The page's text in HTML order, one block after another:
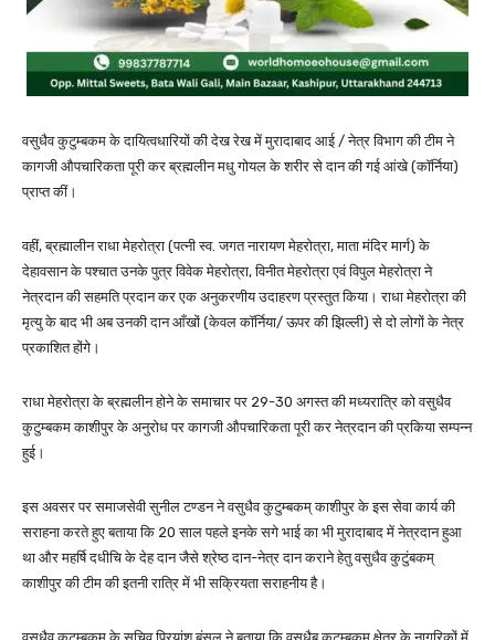
वसुधैव कुटुम्बकम के दायित्वधारियों की देख रेख में मुरादाबाद आई / नेत्र विभाग की टीम ने
कागजी औपचारिकता पूरी कर ब्रह्मलीन मधु गोयल के शरीर से दान की गई आंखे (कॉर्निया)
प्राप्त कीं।
वहीं, ब्रह्मालीन राधा मेहरोत्रा (पत्नी स्व. जगत नारायण मेहरोत्रा, माता मंदिर मार्ग) के
देहावसान के पश्चात उनके पुत्र विवेक मेहरोत्रा, विनीत मेहरोत्रा एवं विपुल मेहरोत्रा ने
नेत्रदान की सहमति प्रदान कर एक अनुकरणीय उदाहरण प्रस्तुत किया। राधा मेहरोत्रा की
मृत्यु के बाद भी अब उनकी दान आँखों (केवल कॉर्निया/ ऊपर की झिल्ली) से दो लोगों के नेत्र
प्रकाशित होंगे।
राधा मेहरोत्रा के ब्रह्मलीन होने के समाचार पर 29-30 अगस्त की मध्यरात्रि को वसुधैव
कुटुम्बकम काशीपुर के अनुरोध पर कागजी औपचारिकता पूरी कर नेत्रदान की प्रकिया सम्पन्न
हुई।
इस अवसर पर समाजसेवी सुनील टण्डन ने वसुधैव कुटुम्बकम् काशीपुर के इस सेवा कार्य की
सराहना करते हुए बताया कि 20 साल पहले इनके सगे भाई का भी मुरादाबाद में नेत्रदान हुआ
था और महर्षि दधीचि के देह दान जैसे श्रेष्ठ दान-नेत्र दान कराने हेतु वसुधैव कुटुंबकम्
काशीपुर की टीम की इतनी रात्रि में भी सक्रियता सराहनीय है।